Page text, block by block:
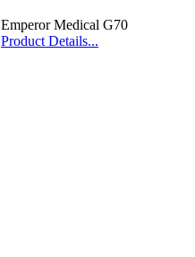
Emperor Medical G70
Product Details...